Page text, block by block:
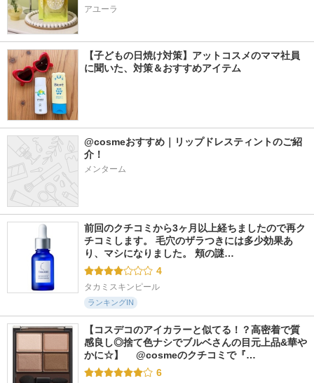
アユーラ
【子どもの日焼け対策】アットコスメのママ社員
に聞いた、対策＆おすすめアイテム
@cosmeおすすめ｜リップドレスティントのご紹
介！
メンターム
前回のクチコミから3ヶ月以上経ちましたので再ク
チコミします。 毛穴のザラつきには多少効果あ
り、マシになりました。 頬の謎…
4
タカミスキンピール
ランキングIN
【コスデコのアイカラーと似てる！？高密着で質
感良し◎捨て色ナシでブルベさんの目元上品&華や
かに☆】 　@cosmeのクチコミで『…
6